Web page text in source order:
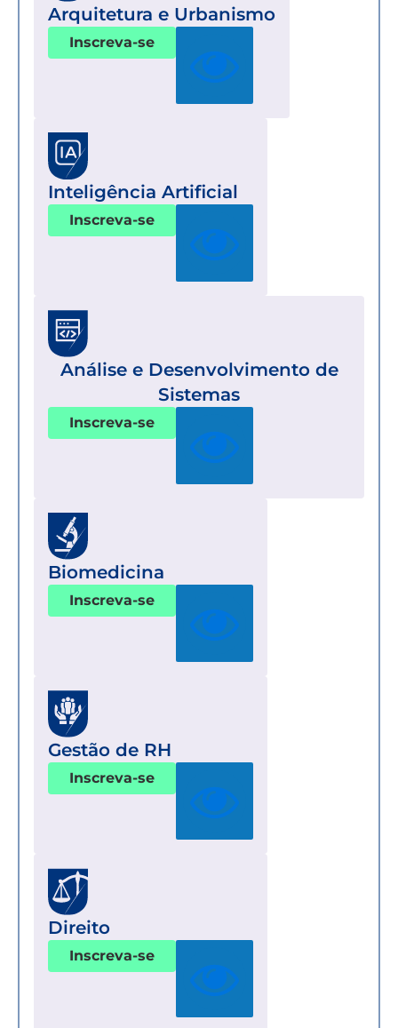
Arquitetura e Urbanismo
Inscreva-se
Inteligência Artificial
Inscreva-se
Análise e Desenvolvimento de
Sistemas
Inscreva-se
Biomedicina
Inscreva-se
Gestão de RH
Inscreva-se
Direito
Inscreva-se